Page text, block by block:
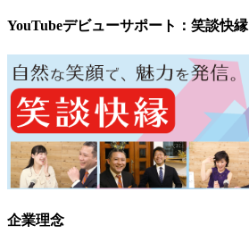
YouTubeデビューサポート：笑談快縁
企業理念